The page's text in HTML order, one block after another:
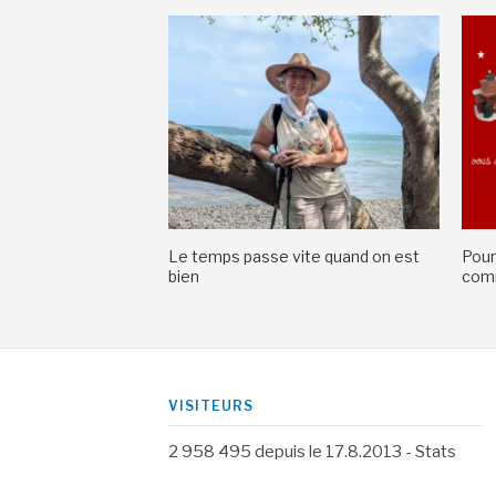
Le temps passe vite quand on est
bien
VISITEURS
2 958 495 depuis le 17.8.2013 - Stats